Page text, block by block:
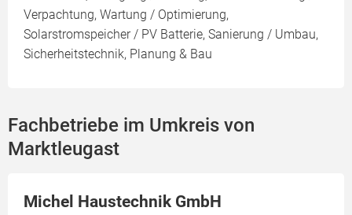
Verpachtung, Wartung / Optimierung,
Solarstromspeicher / PV Batterie, Sanierung / Umbau,
Sicherheitstechnik, Planung & Bau
Fachbetriebe im Umkreis von
Marktleugast
Michel Haustechnik GmbH